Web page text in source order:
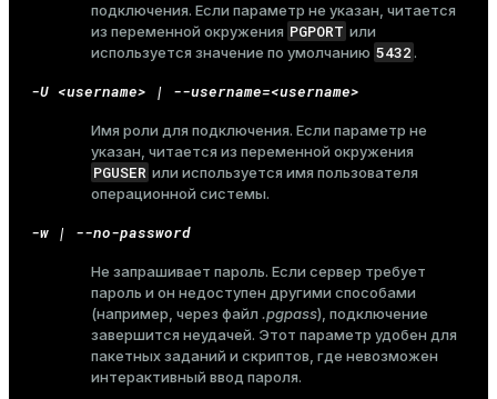
подключения. Если параметр не указан, читается
из переменной окружения PGPORT или
используется значение по умолчанию 5432.
-U <username> | --username=<username>
Имя роли для подключения. Если параметр не
указан, читается из переменной окружения
PGUSER или используется имя пользователя
операционной системы.
-w | --no-password
Не запрашивает пароль. Если сервер требует
пароль и он недоступен другими способами
(например, через файл .pgpass), подключение
завершится неудачей. Этот параметр удобен для
пакетных заданий и скриптов, где невозможен
интерактивный ввод пароля.